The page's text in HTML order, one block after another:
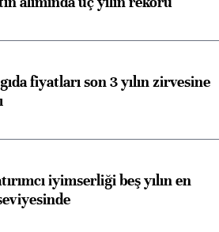
fiyatları son 3 yılın zirvesine
iyimserliği beş yılın en